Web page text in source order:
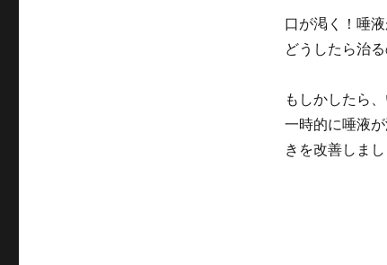
口が渇く！唾
どうしたら治
もしかしたら
一時的に唾液
きを改善しま